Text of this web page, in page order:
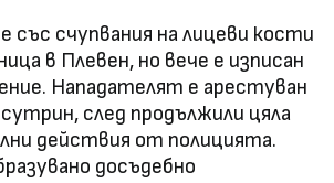
със счупвания на лицеви кости
в Плевен, но вече е изписан
Нападателят е арестуван
след продължили цяла
действия от полицията.
досъдебно